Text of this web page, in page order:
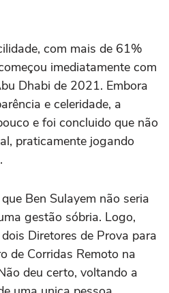
com mais de 61%
imediatamente com
Dhabi de 2021. Embora
e celeridade, a
e foi concluido que não
praticamente jogando
Ben Sulayem não seria
gestão sóbria. Logo,
Diretores de Prova para
de Corridas Remoto na
deu certo, voltando a